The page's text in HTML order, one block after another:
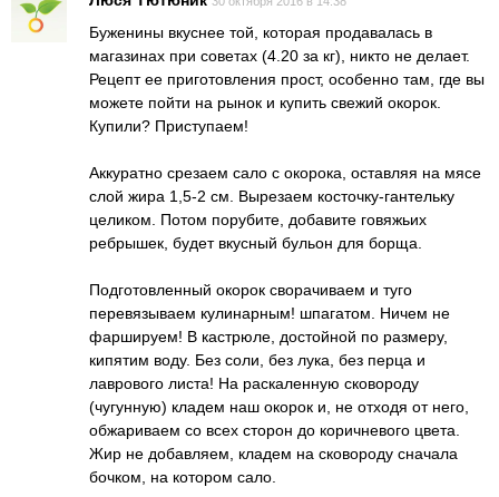
Буженины вкуснее той, которая продавалась в
магазинах при советах (4.20 за кг), никто не делает.
Рецепт ее приготовления прост, особенно там, где вы
можете пойти на рынок и купить свежий окорок.
Купили? Приступаем!
Аккуратно срезаем сало с окорока, оставляя на мясе
слой жира 1,5-2 см. Вырезаем косточку-гантельку
целиком. Потом порубите, добавите говяжьих
ребрышек, будет вкусный бульон для борща.
Подготовленный окорок сворачиваем и туго
перевязываем кулинарным! шпагатом. Ничем не
фаршируем! В кастрюле, достойной по размеру,
кипятим воду. Без соли, без лука, без перца и
лаврового листа! На раскаленную сковороду
(чугунную) кладем наш окорок и, не отходя от него,
обжариваем со всех сторон до коричневого цвета.
Жир не добавляем, кладем на сковороду сначала
бочком, на котором сало.